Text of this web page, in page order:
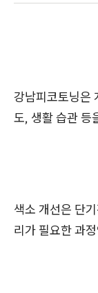
강남피코토닝은
도, 생활 습관 등
색소 개선은 단
리가 필요한 과